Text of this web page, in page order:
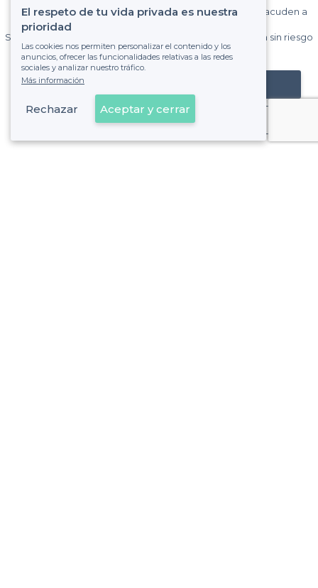
Gane muchos clientes entre el millón de visitantes que acuden a
Sin comisiones y sin compromiso, pagas una cantidad fija sin riesgo
de ver la factura.
Registrar mi establecimiento
Ya es cliente
El respeto de tu vida privada es nuestra
prioridad
Las cookies nos permiten personalizar el contenido y los
anuncios, ofrecer las funcionalidades relativas a las redes
sociales y analizar nuestro tráfico.
Más información
Rechazar Aceptar y cerrar